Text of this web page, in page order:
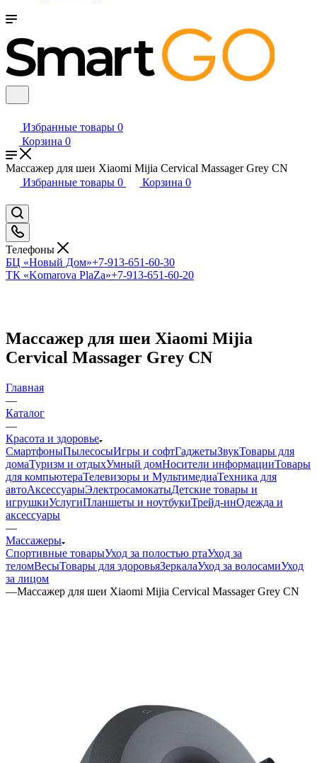
Избранные товары 0
Корзина 0
Массажер для шеи Xiaomi Mijia Cervical Massager Grey CN
Избранные товары 0 Корзина 0
Телефоны
БЦ «Новый Дом»+7-913-651-60-30
ТК «Komarova PlaZa»+7-913-651-60-20
Массажер для шеи Xiaomi Mijia
Cervical Massager Grey CN
Главная
—
Каталог
—
Красота и здоровье
СмартфоныПылесосыИгры и софтГаджетыЗвукТовары для
домаТуризм и отдыхУмный домНосители информацииТовары
для компьютераТелевизоры и МультимедиаТехника для
автоАксессуарыЭлектросамокатыДетские товары и
игрушкиУслугиПланшеты и ноутбукиТрейд-инОдежда и
аксессуары
—
Массажеры
Спортивные товарыУход за полостью ртаУход за
теломВесыТовары для здоровьяЗеркалаУход за волосамиУход
за лицом
—Массажер для шеи Xiaomi Mijia Cervical Massager Grey CN